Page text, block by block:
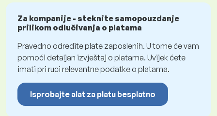
Za kompanije - steknite samopouzdanje
prilikom odlučivanja o platama
Pravedno odredite plate zaposlenih. U tome će vam
pomoći detaljan izvještaj o platama. Uvijek ćete
imati pri ruci relevantne podatke o platama.
Isprobajte alat za platu besplatno